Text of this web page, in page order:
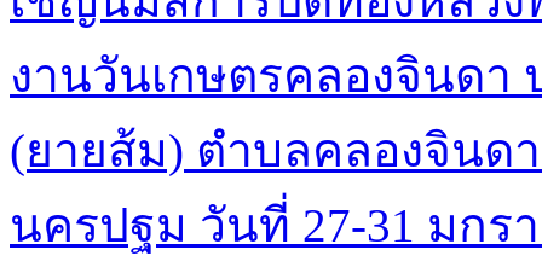
งานวันเกษตรคลองจินดา
(ยายส้ม) ตำบลคลองจินด
นครปฐม วันที่ 27-31 มกร